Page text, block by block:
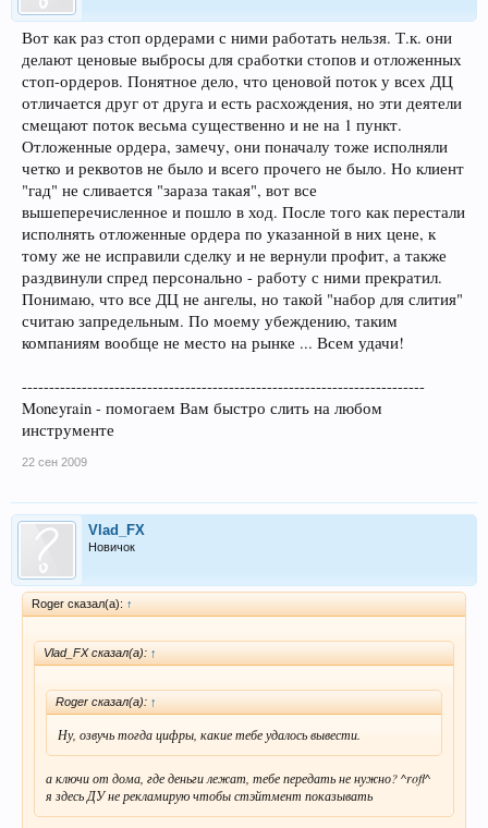
Вот как раз стоп ордерами с ними работать нельзя. Т.к. они
делают ценовые выбросы для сработки стопов и отложенных
стоп-ордеров. Понятное дело, что ценовой поток у всех ДЦ
отличается друг от друга и есть расхождения, но эти деятели
смещают поток весьма существенно и не на 1 пункт.
Отложенные ордера, замечу, они поначалу тоже исполняли
четко и реквотов не было и всего прочего не было. Но клиент
"гад" не сливается "зараза такая", вот все
вышеперечисленное и пошло в ход. После того как перестали
исполнять отложенные ордера по указанной в них цене, к
тому же не исправили сделку и не вернули профит, а также
раздвинули спред персонально - работу с ними прекратил.
Понимаю, что все ДЦ не ангелы, но такой "набор для слития"
считаю запредельным. По моему убеждению, таким
компаниям вообще не место на рынке ... Всем удачи!
--------------------------------------------------------------------------
Moneyrain - помогаем Вам быстро слить на любом
инструменте
22 сен 2009
Vlad_FX
Новичок
Roger сказал(а): ↑
Vlad_FX сказал(а): ↑
Roger сказал(а): ↑
Ну, озвучь тогда цифры, какие тебе удалось вывести.
а ключи от дома, где деньги лежат, тебе передать не нужно? ^rofl^
я здесь ДУ не рекламирую чтобы стэйтмент показывать